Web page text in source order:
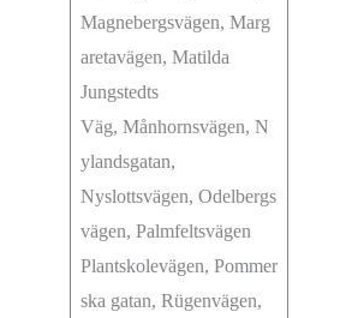
Magnebergsvägen, Marg
aretavägen, Matilda
Jungstedts
Väg, Månhornsvägen, N
ylandsgatan,
Nyslottsvägen, Odelbergs
vägen, Palmfeltsvägen
Plantskolevägen, Pommer
ska gatan, Rügenvägen,